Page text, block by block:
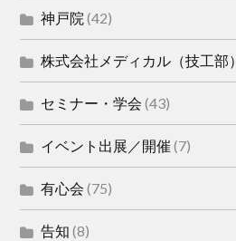
神戸院 (42)
株式会社メディカル（技工部）
セミナー・学会 (43)
イベント出展／開催 (7)
有心会 (75)
告知 (8)